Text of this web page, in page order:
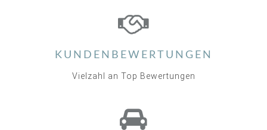
KUNDENBEWERTUNGEN
Vielzahl an Top Bewertungen